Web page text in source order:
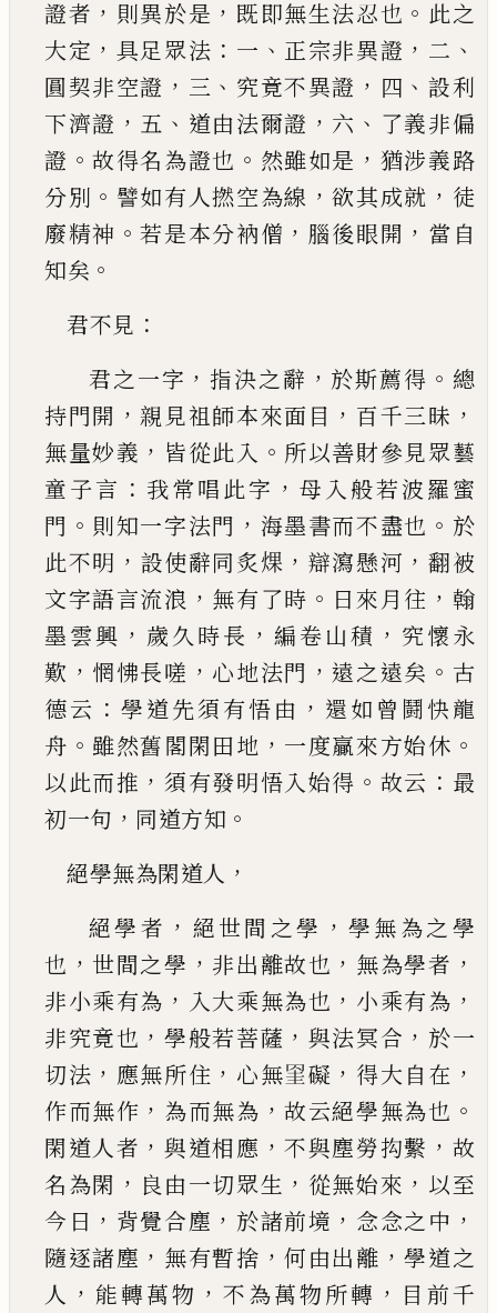
證者 ， 則異於是 ， 既即無生法忍也 。 此之
大定 ， 具足眾法 ： 一 、 正宗非異證 ， 二 、
圓契非空證 ， 三 、 究竟不異證 ， 四 、 設利
下濟證 ， 五 、 道由法爾證 ， 六 、 了義非偏
證 。故得名為證也 。 然雖如是 ， 猶涉義路
分別 。 譬如有人撚空為線 ，欲其成就 ， 徒
廢精神 。若是本分衲僧 ， 腦後眼開 ， 當自
知矣 。
君不見 ：
君之一字 ， 指決之辭 ， 於斯薦得 。 總
持門開 ，親見祖師本來面目 ， 百千三昧 ，
無量妙義 ， 皆從此入 。 所以善財參見眾藝
童子言 ： 我常唱此字 ， 母入般若波羅蜜
門 。 則知一字法門 ， 海墨書而不盡也 。 於
此不明 ， 設使辭同炙㷄 ， 辯瀉懸河 ， 翻被
文字語言流浪 ， 無有了時 。 日來月往 ， 翰
墨雲興 ， 歲久時長 ， 編卷山積 ， 究懷永
歎 ， 惘怫長嗟 ， 心地法門 ，遠之遠矣 。 古
德云 ： 學道先須有悟由 ， 還如曾鬪快龍
舟 。雖然舊閣閑田地 ， 一度贏來方始休 。
以此而推 ， 須有發明悟入始得 。 故云 ： 最
初一句 ， 同道方知 。
絕學無為閑道人 ，
絕學者 ， 絕世間之學 ， 學無為之學
也 ， 世間之學 ， 非出離故也 ， 無為學者 ，
非小乘有為 ， 入大乘無為也 ， 小乘有為 ，
非究竟也 ，學般若菩薩 ， 與法冥合 ， 於一
切法 ， 應無所住 ， 心無𦊱礙 ， 得大自在 ，
作而無作 ， 為而無為 ，故云絕學無為也 。
閑道人者 ，與道相應 ，不與塵勞抅繫 ， 故
名為閑 ， 良由一切眾生 ， 從無始來 ， 以至
今日 ， 背覺合塵 ， 於諸前境 ， 念念之中 ，
隨逐諸塵 ， 無有暫捨 ，何由出離 ，學道之
人 ， 能轉萬物 ， 不為萬物所轉 ， 目前千